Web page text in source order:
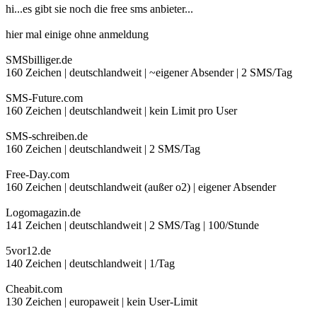
hi...es gibt sie noch die free sms anbieter...
hier mal einige ohne anmeldung
SMSbilliger.de
160 Zeichen | deutschlandweit | ~eigener Absender | 2 SMS/Tag
SMS-Future.com
160 Zeichen | deutschlandweit | kein Limit pro User
SMS-schreiben.de
160 Zeichen | deutschlandweit | 2 SMS/Tag
Free-Day.com
160 Zeichen | deutschlandweit (außer o2) | eigener Absender
Logomagazin.de
141 Zeichen | deutschlandweit | 2 SMS/Tag | 100/Stunde
5vor12.de
140 Zeichen | deutschlandweit | 1/Tag
Cheabit.com
130 Zeichen | europaweit | kein User-Limit